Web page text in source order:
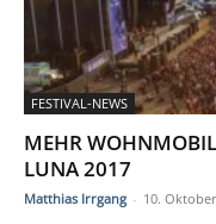
FESTIVAL-NEWS
MEHR WOHNMOBIL
LUNA 2017
Matthias Irrgang - 10.